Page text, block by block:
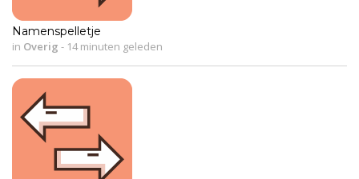
Namenspelletje
in Overig - 14 minuten geleden